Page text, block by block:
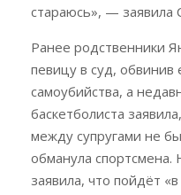
стараюсь», — заявила
Ранее родственники
певицу в суд,
самоубийства, а
баскетболиста
между супругами не
обманула спортсмена.
заявила, что пойдёт